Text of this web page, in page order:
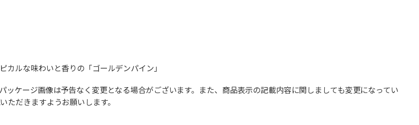
カルな味わいと香りの「ゴールデンパイン」
ケージ画像は予告なく変更となる場合がございます。また、商品表示の記載内容に関しましても変更になってい
ただきますようお願いします。